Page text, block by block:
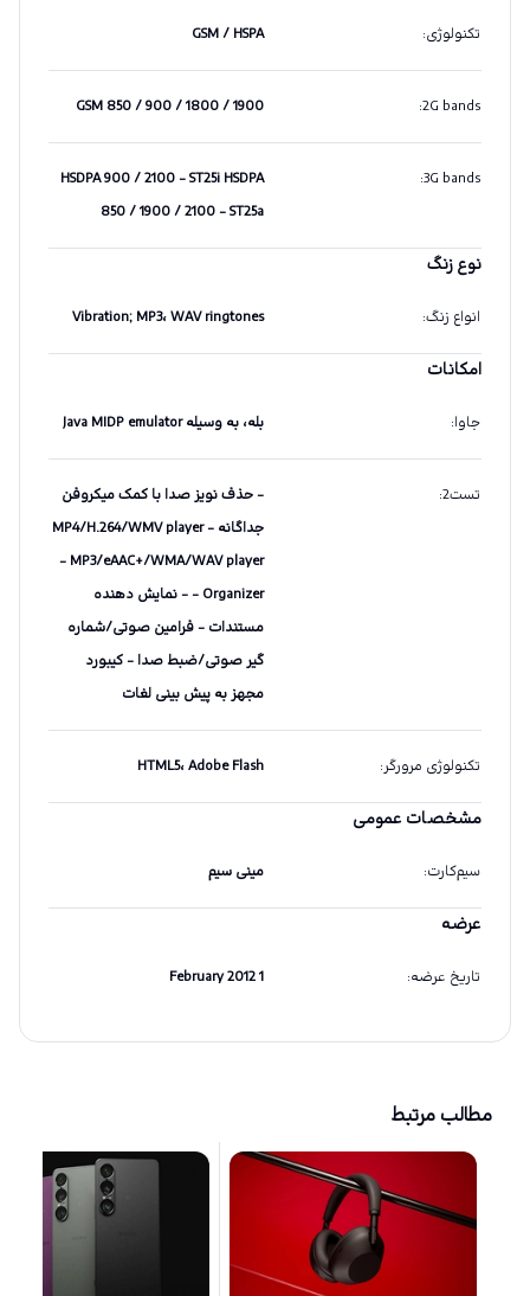
تکنولوژی:
GSM / HSPA
2G bands
:
GSM 850 / 900 / 1800 / 1900
3G bands
:
HSDPA 900 / 2100 - ST25i HSDPA
850 / 1900 / 2100 - ST25a
نوع زنگ
انواع زنگ: Vibration; MP3، WAV ringtones
امکانات
جاوا: بله، به وسیله Java MIDP emulator
تست2 :
- حذف نویز صدا با کمک میکروفن
جداگانه - MP4/H.264/WMV player
- MP3/eAAC+/WMA/WAV player
- Organizer - نمایش دهنده
مستندات - فرامین صوتی/شماره
گیر صوتی/ضبط صدا - کیبورد
مجهز به پیش بینی لغات
تکنولوژی مرورگر: HTML5، Adobe Flash
مشخصات عمومی
سیم‌کارت: مینی سیم
عرضه
تاریخ عرضه:
1 February 2012
مطالب مرتبط